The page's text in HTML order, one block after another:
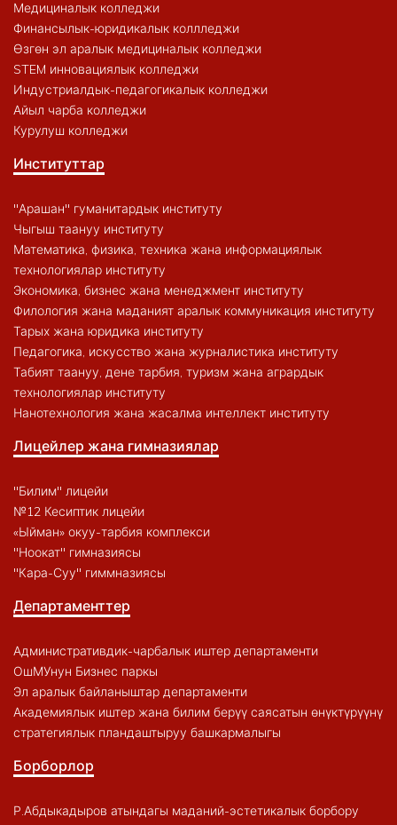
Медициналык колледжи
Финансылык-юридикалык коллледжи
Өзгөн эл аралык медициналык колледжи
STEM инновациялык колледжи
Индустриалдык-педагогикалык колледжи
Айыл чарба колледжи
Курулуш колледжи
Институттар
"Арашан" гуманитардык институту
Чыгыш таануу институту
Математика, физика, техника жана информациялык
технологиялар институту
Экономика, бизнес жана менеджмент институту
Филология жана маданият аралык коммуникация институту
Тарых жана юридика институту
Педагогика, искусство жана журналистика институту
Табият таануу, дене тарбия, туризм жана агрардык
технологиялар институту
Нанотехнология жана жасалма интеллект институту
Лицейлер жана гимназиялар
"Билим" лицейи
№12 Кесиптик лицейи
«Ыйман» окуу-тарбия комплекси
"Ноокат" гимназиясы
"Кара-Суу" гиммназиясы
Департаменттер
Административдик-чарбалык иштер департаменти
ОшМУнун Бизнес паркы
Эл аралык байланыштар департаменти
Академиялык иштер жана билим берүү саясатын өнүктүрүүнү
стратегиялык пландаштыруу башкармалыгы
Борборлор
Р.Абдыкадыров атындагы маданий-эстетикалык борбору